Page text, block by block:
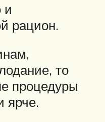
и
рацион.
то
процедуры
ярче.